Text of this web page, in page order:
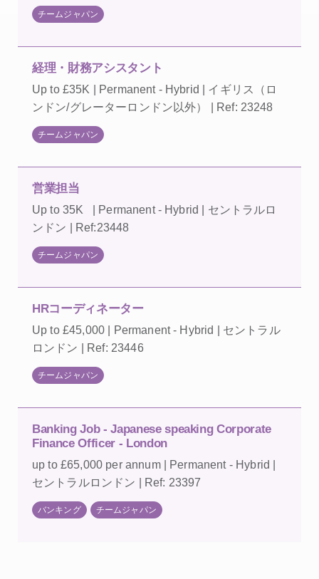
チームジャパン
経理・財務アシスタント
Up to £35K | Permanent - Hybrid | イギリス（ロ
ンドン/グレーターロンドン以外） | Ref: 23248
チームジャパン
営業担当
Up to 35K | Permanent - Hybrid | セントラルロ
ンドン | Ref:23448
チームジャパン
HRコーディネーター
Up to £45,000 | Permanent - Hybrid | セントラル
ロンドン | Ref: 23446
チームジャパン
Banking Job - Japanese speaking Corporate
Finance Officer - London
up to £65,000 per annum | Permanent - Hybrid |
セントラルロンドン | Ref: 23397
バンキング チームジャパン